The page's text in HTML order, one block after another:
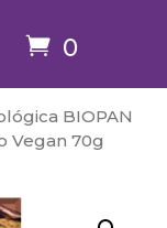
0
BIOPAN
Vegan 70g